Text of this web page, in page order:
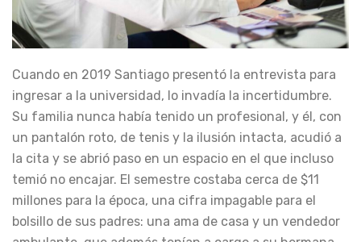
Cuando en 2019 Santiago presentó la entrevista para
ingresar a la universidad, lo invadía la incertidumbre.
Su familia nunca había tenido un profesional, y él, con
un pantalón roto, de tenis y la ilusión intacta, acudió a
la cita y se abrió paso en un espacio en el que incluso
temió no encajar. El semestre costaba cerca de $11
millones para la época, una cifra impagable para el
bolsillo de sus padres: una ama de casa y un vendedor